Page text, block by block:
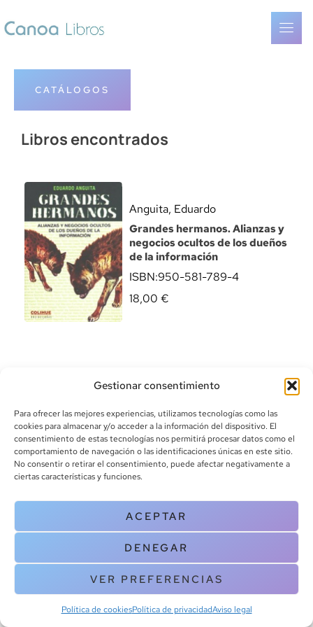
Gestionar consentimiento
Para ofrecer las mejores experiencias, utilizamos tecnologías como las
cookies para almacenar y/o acceder a la información del dispositivo. El
consentimiento de estas tecnologías nos permitirá procesar datos como el
comportamiento de navegación o las identificaciones únicas en este sitio.
No consentir o retirar el consentimiento, puede afectar negativamente a
ciertas características y funciones.
ACEPTAR
DENEGAR
VER PREFERENCIAS
Política de cookiesPolítica de privacidadAviso legal
CATÁLOGOS
Libros encontrados
Anguita, Eduardo
Grandes hermanos. Alianzas y
negocios ocultos de los dueños
de la información
ISBN:950-581-789-4
18,00 €
info@canoalibros.com
pedidos@canoalibros.com
+34 934 242 391
CONTACTO
Copyright © 2025 Canoa Libros. All Rights Reserved |
cookies
| Aviso legal